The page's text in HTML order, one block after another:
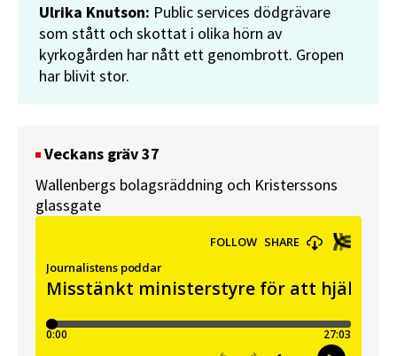
Ulrika Knutson: Public services dödgrävare
som stått och skottat i olika hörn av
kyrkogården har nått ett genombrott. Gropen
har blivit stor.
Veckans gräv 37
Wallenbergs bolagsräddning och Kristerssons
glassgate